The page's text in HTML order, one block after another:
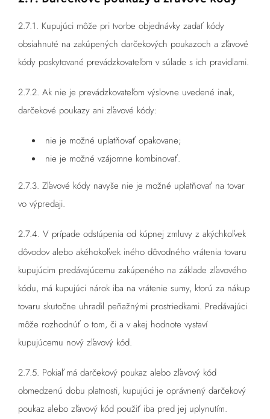
2.7.1. Kupujúci môže pri tvorbe objednávky zadať kódy
obsiahnuté na zakúpených darčekových poukazoch a zľavové
kódy poskytované prevádzkovateľom v súlade s ich pravidlami.
2.7.2. Ak nie je prevádzkovateľom výslovne uvedené inak,
darčekové poukazy ani zľavové kódy:
nie je možné uplatňovať opakovane;
nie je možné vzájomne kombinovať.
2.7.3. Zľavové kódy navyše nie je možné uplatňovať na tovar
vo výpredaji.
2.7.4. V prípade odstúpenia od kúpnej zmluvy z akýchkoľvek
dôvodov alebo akéhokoľvek iného dôvodného vrátenia tovaru
kupujúcim predávajúcemu zakúpeného na základe zľavového
kódu, má kupujúci nárok iba na vrátenie sumy, ktorú za nákup
tovaru skutočne uhradil peňažnými prostriedkami. Predávajúci
môže rozhodnúť o tom, či a v akej hodnote vystaví
kupujúcemu nový zľavový kód.
2.7.5. Pokiaľ má darčekový poukaz alebo zľavový kód
obmedzenú dobu platnosti, kupujúci je oprávnený darčekový
poukaz alebo zľavový kód použiť iba pred jej uplynutím.